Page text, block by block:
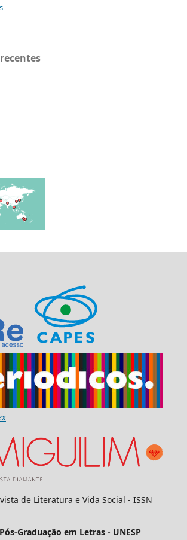
de Literatura e Vida Social - ISSN
Graduação em Letras - UNESP